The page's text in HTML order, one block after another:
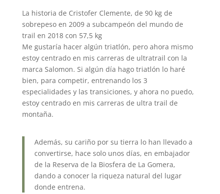
La historia de Cristofer Clemente, de 90 kg de
sobrepeso en 2009 a subcampeón del mundo de
trail en 2018 con 57,5 kg
Me gustaría hacer algún triatlón, pero ahora mismo
estoy centrado en mis carreras de ultratrail con la
marca Salomon. Si algún día hago triatlón lo haré
bien, para competir, entrenando los 3
especialidades y las transiciones, y ahora no puedo,
estoy centrado en mis carreras de ultra trail de
montaña.
Además, su cariño por su tierra lo han llevado a
convertirse, hace solo unos días, en embajador
de la Reserva de la Biosfera de La Gomera,
dando a conocer la riqueza natural del lugar
donde entrena.